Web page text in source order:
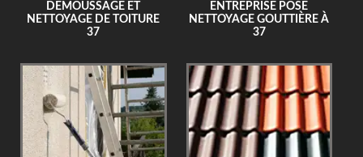
DEMOUSSAGE ET
NETTOYAGE DE TOITURE
37
ENTREPRISE POSE
NETTOYAGE GOUTTIÈRE À
37